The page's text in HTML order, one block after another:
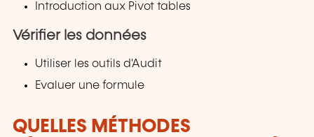
Introduction aux Pivot tables
Vérifier les données
Utiliser les outils d'Audit
Evaluer une formule
QUELLES MÉTHODES